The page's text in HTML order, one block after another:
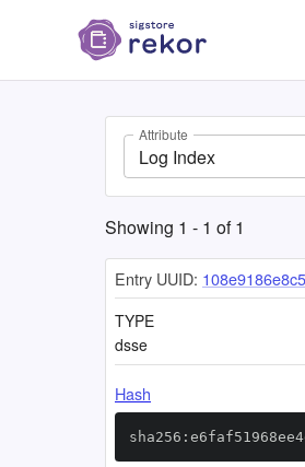
Attribute
Log Index
Showing 1 - 1 of1
Entry UUID:
TYPE
dsse
Hash